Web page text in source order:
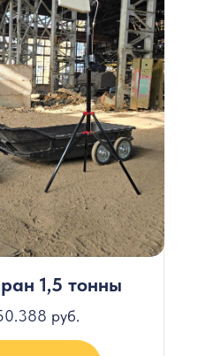
1,5 тонны
руб.